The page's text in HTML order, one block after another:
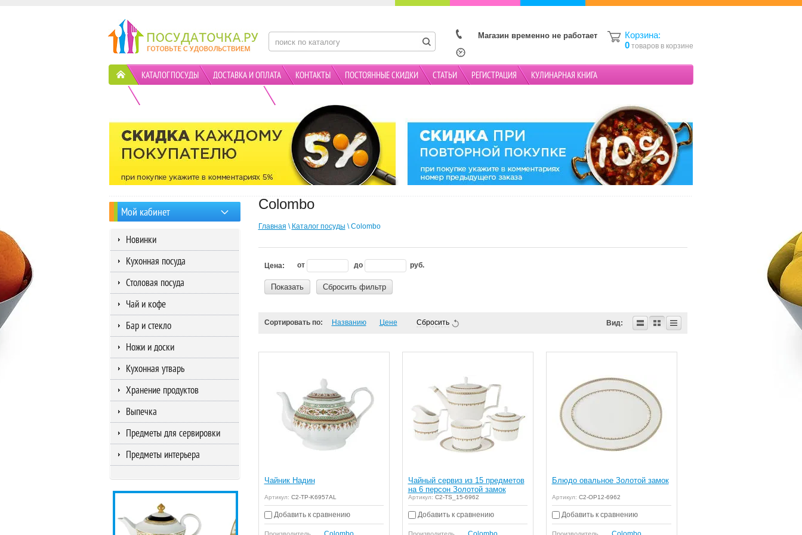
Магазин временно не работает
КАТАЛОГ ПОСУДЫ ДОСТАВКА И ОПЛАТА КОНТАКТЫ ПОСТОЯННЫЕ СКИДКИ СТАТЬИ РЕГИСТРАЦИЯ
КУЛИНАРНАЯ КНИГА
Корзина:
0товаров в корзине
Colombo
Главная \ Каталог посуды \ Colombo
Цена: от до руб.
Показать Сбросить фильтр
Сортировать по: Названию Цене Сбросить Вид:
Чайник Надин
Артикул: C2-TP-K6957AL
Добавить к сравнению
Чайный сервиз из 15 предметов
на 6 персон Золотой замок
Артикул: C2-TS_15-6962
Добавить к сравнению
Блюдо овальное Золотой замок
Артикул: C2-OP12-6962
Добавить к сравнению
Мой кабинет
Новинки
Кухонная посуда
Столовая посуда
Чай и кофе
Бар и стекло
Ножи и доски
Кухонная утварь
Хранение продуктов
Выпечка
Предметы для сервировки
Предметы интерьера